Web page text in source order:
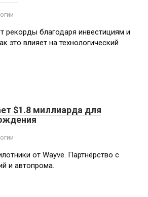
рекорды благодаря инвестициям и
это влияет на технологический
$1.8 миллиарда для
от Wayve. Партнёрство с
и автопрома.